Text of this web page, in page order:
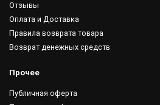
Отзывы
Оплата и Доставка
Правила возврата товара
Возврат денежных средств
Прочее
Публичная оферта